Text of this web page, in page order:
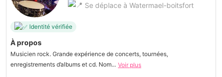
Se déplace à Watermael-boitsfort
Identité vérifiée
À propos
Musicien rock. Grande expérience de concerts, tournées,
enregistrements d’albums et cd. Nom... Voir plus